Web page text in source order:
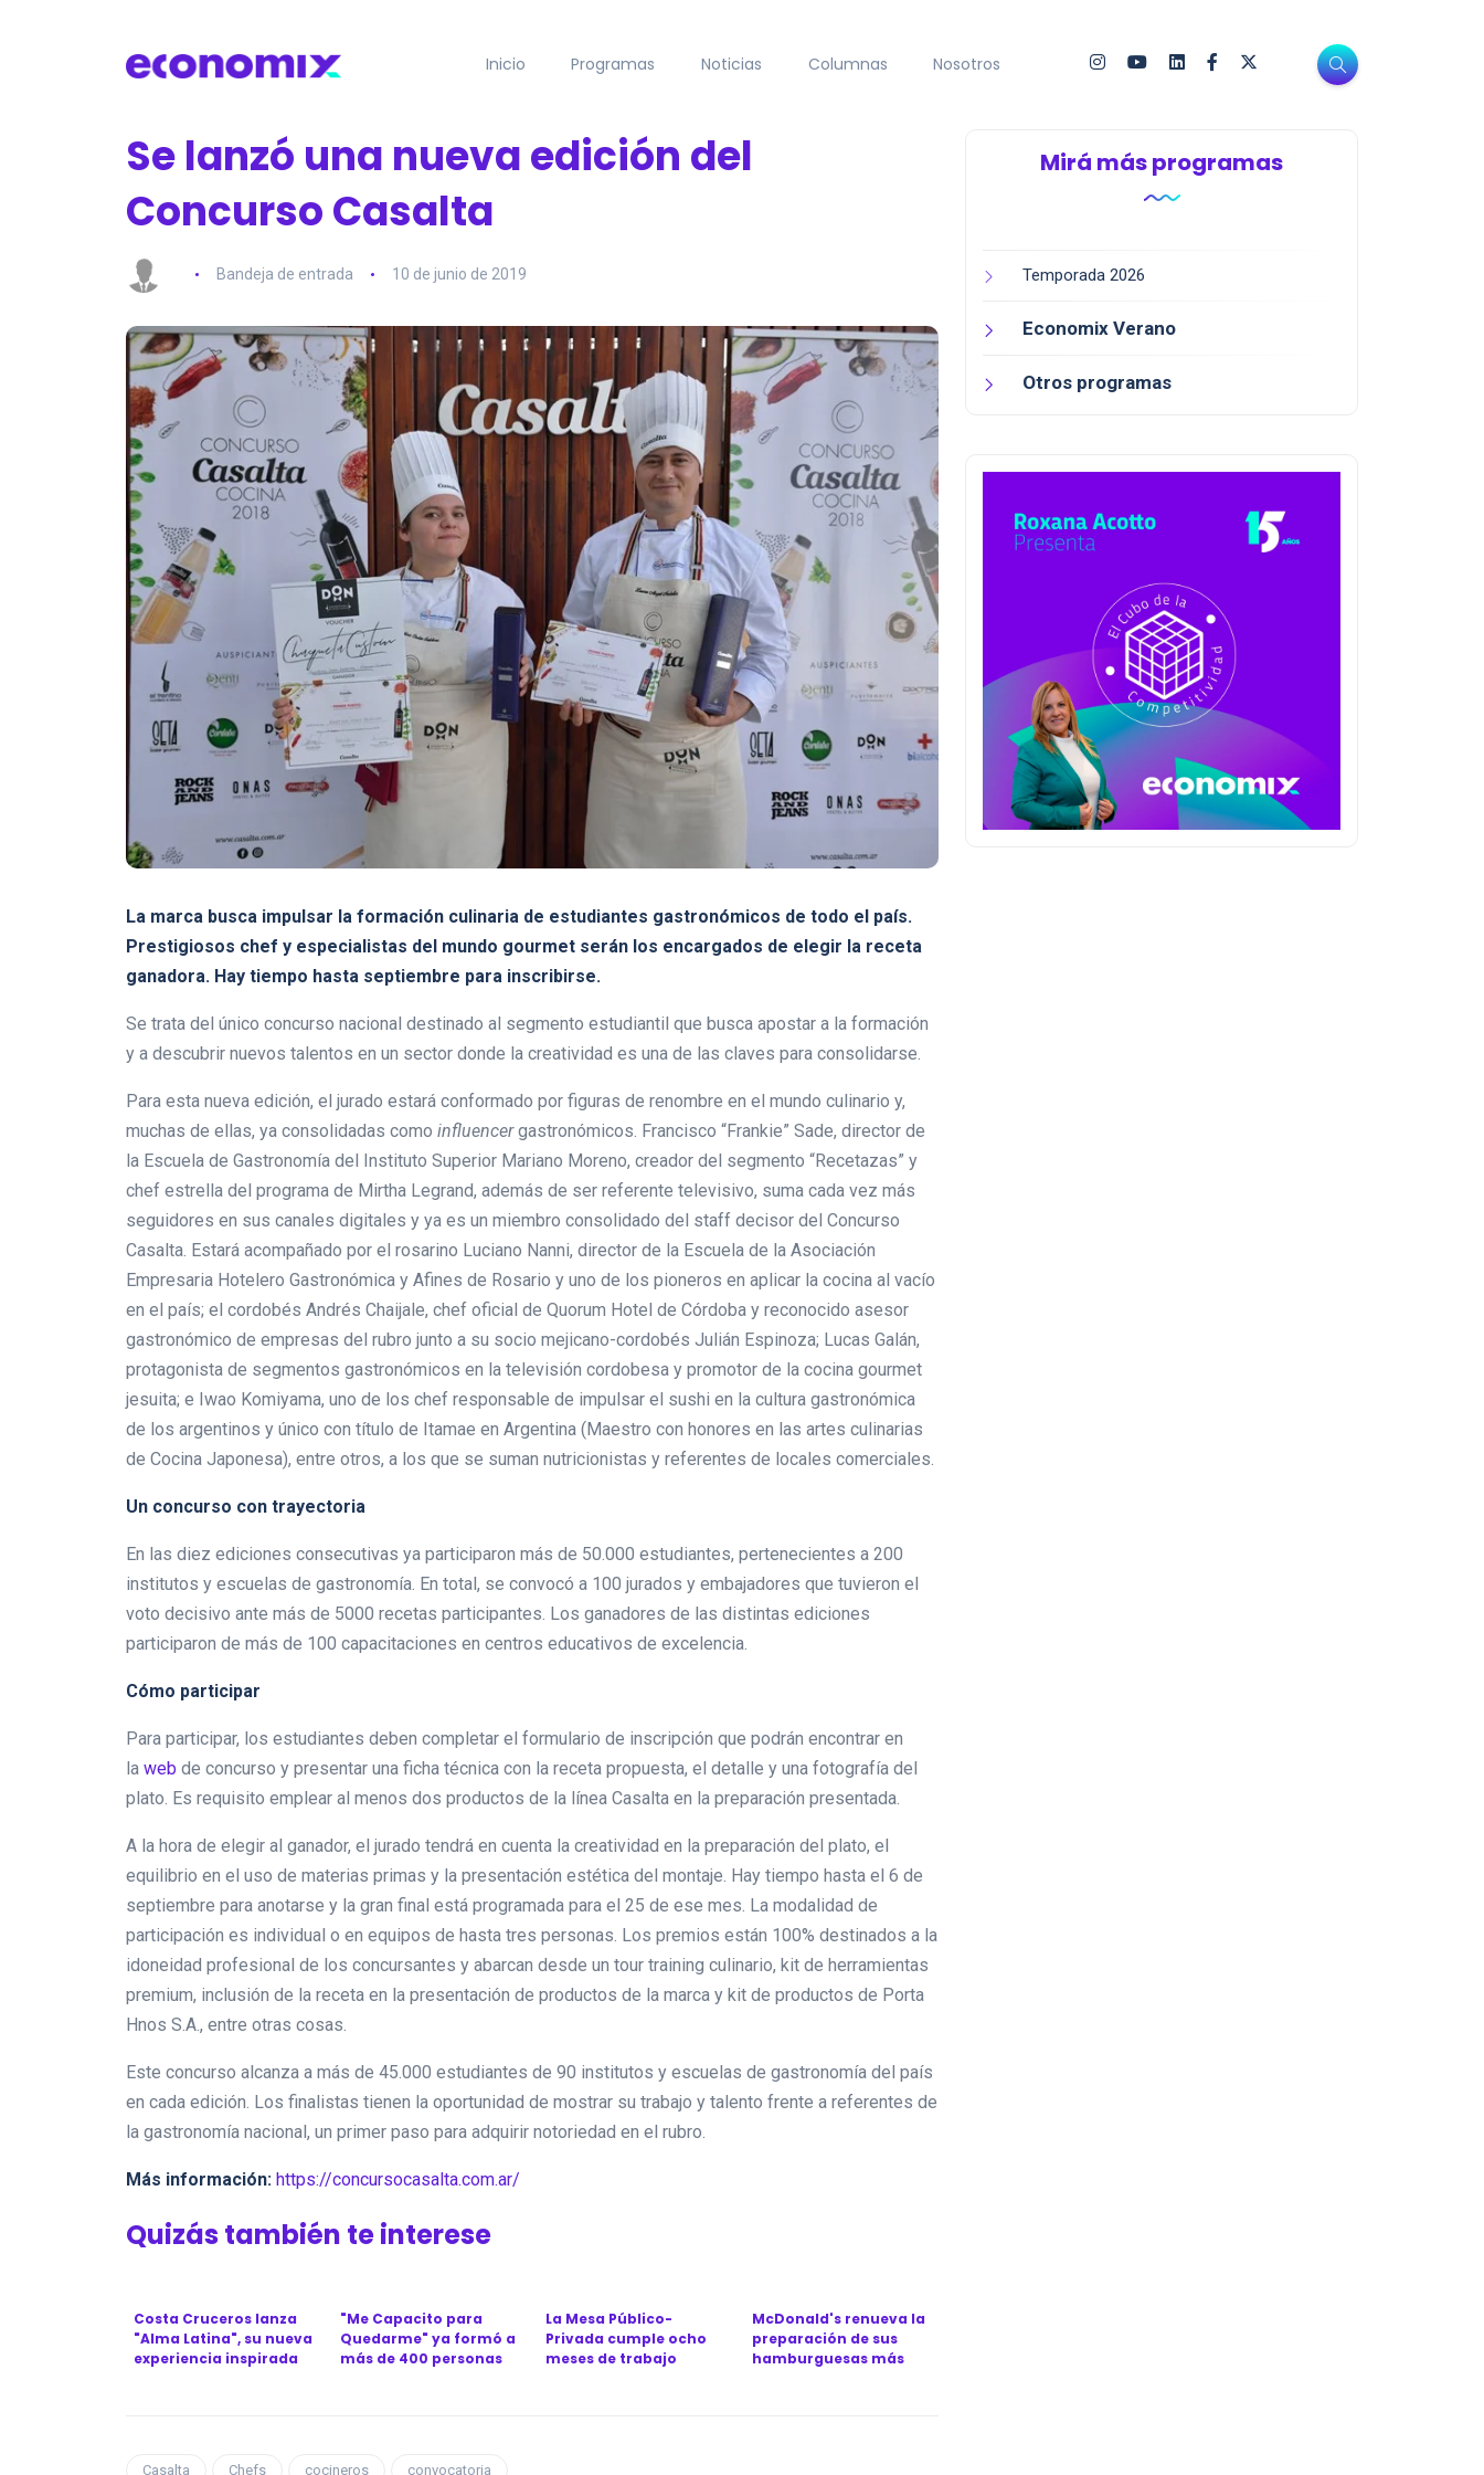
Inicio Programas Noticias Columnas Nosotros
Se lanzó una nueva edición del
Concurso Casalta
Bandeja de entrada 10 de junio de 2019
La marca busca impulsar la formación culinaria de estudiantes gastronómicos de todo el país.
Prestigiosos chef y especialistas del mundo gourmet serán los encargados de elegir la receta
ganadora. Hay tiempo hasta septiembre para inscribirse.
Se trata del único concurso nacional destinado al segmento estudiantil que busca apostar a la formación
y a descubrir nuevos talentos en un sector donde la creatividad es una de las claves para consolidarse.
Para esta nueva edición, el jurado estará conformado por figuras de renombre en el mundo culinario y,
muchas de ellas, ya consolidadas como influencergastronómicos. Francisco “Frankie” Sade, director de
la Escuela de Gastronomía del Instituto Superior Mariano Moreno, creador del segmento “Recetazas” y
chef estrella del programa de Mirtha Legrand, además de ser referente televisivo, suma cada vez más
seguidores en sus canales digitales y ya es un miembro consolidado del staff decisor del Concurso
Casalta. Estará acompañado por el rosarino Luciano Nanni, director de la Escuela de la Asociación
Empresaria Hotelero Gastronómica y Afines de Rosario y uno de los pioneros en aplicar la cocina al vacío
en el país; el cordobés Andrés Chaijale, chef oficial de Quorum Hotel de Córdoba y reconocido asesor
gastronómico de empresas del rubro junto a su socio mejicano-cordobés Julián Espinoza; Lucas Galán,
protagonista de segmentos gastronómicos en la televisión cordobesa y promotor de la cocina gourmet
jesuita; e Iwao Komiyama, uno de los chef responsable de impulsar el sushi en la cultura gastronómica
de los argentinos y único con título de Itamae en Argentina (Maestro con honores en las artes culinarias
de Cocina Japonesa), entre otros, a los que se suman nutricionistas y referentes de locales comerciales.
Un concurso con trayectoria
En las diez ediciones consecutivas ya participaron más de 50.000 estudiantes, pertenecientes a 200
institutos y escuelas de gastronomía. En total, se convocó a 100 jurados y embajadores que tuvieron el
voto decisivo ante más de 5000 recetas participantes. Los ganadores de las distintas ediciones
participaron de más de 100 capacitaciones en centros educativos de excelencia.
Cómo participar
Para participar, los estudiantes deben completar el formulario de inscripción que podrán encontrar en
la web de concurso y presentar una ficha técnica con la receta propuesta, el detalle y una fotografía del
plato. Es requisito emplear al menos dos productos de la línea Casalta en la preparación presentada.
A la hora de elegir al ganador, el jurado tendrá en cuenta la creatividad en la preparación del plato, el
equilibrio en el uso de materias primas y la presentación estética del montaje. Hay tiempo hasta el 6 de
septiembre para anotarse y la gran final está programada para el 25 de ese mes. La modalidad de
participación es individual o en equipos de hasta tres personas. Los premios están 100% destinados a la
idoneidad profesional de los concursantes y abarcan desde un tour training culinario, kit de herramientas
premium, inclusión de la receta en la presentación de productos de la marca y kit de productos de Porta
Hnos S.A., entre otras cosas.
Este concurso alcanza a más de 45.000 estudiantes de 90 institutos y escuelas de gastronomía del país
en cada edición. Los finalistas tienen la oportunidad de mostrar su trabajo y talento frente a referentes de
la gastronomía nacional, un primer paso para adquirir notoriedad en el rubro.
Más información: https://concursocasalta.com.ar/
Quizás también te interese
Costa Cruceros lanza
"Alma Latina", su nueva
experiencia inspirada
"Me Capacito para
Quedarme" ya formó a
más de 400 personas
La Mesa Público-
Privada cumple ocho
meses de trabajo
McDonald's renueva la
preparación de sus
hamburguesas más
Casalta Chefs cocineros convocatoria
Mirá más programas
Temporada 2026
Economix Verano
Otros programas